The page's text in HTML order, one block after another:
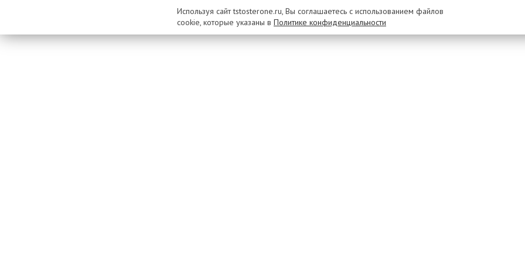
Используя сайт tstosterone.ru, Вы соглашаетесь с использованием файлов
cookie, которые указаны в Политике конфиденциальности